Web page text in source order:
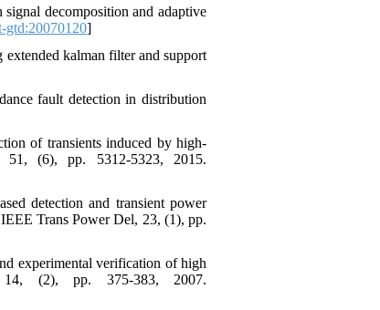
decomposition and adaptive
gtd:20070120]
kalman filter and support
fault detection in distribution
of transients induced by high-
51, (6), pp. 5312-5323, 2015.
detection and transient power
Trans Power Del, 23, (1), pp.
experimental verification of high
(2), pp. 375-383, 2007.